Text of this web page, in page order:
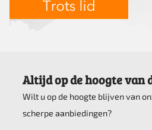
Altijd op de hoogte van
Wilt u op de hoogte blijven van
scherpe aanbiedingen?